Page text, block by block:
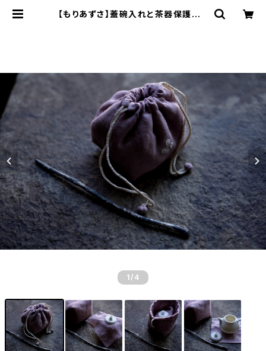
【もりあずさ】蓋碗入れと茶器保護布 |
1 /4